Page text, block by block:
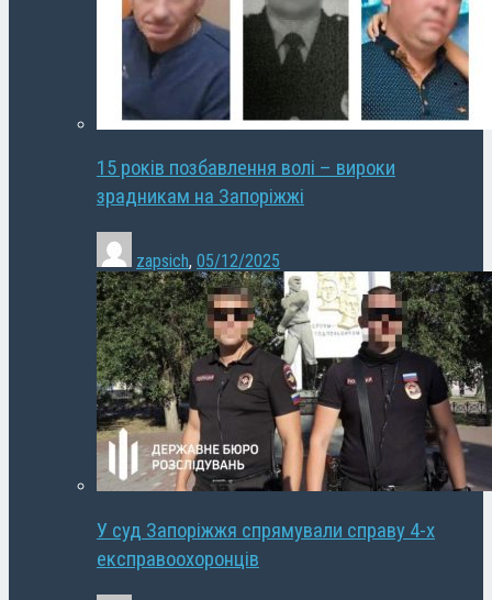
15 років позбавлення волі – вироки
зрадникам на Запоріжжі
zapsich, 05/12/2025
У суд Запоріжжя спрямували справу 4-х
експравоохоронців